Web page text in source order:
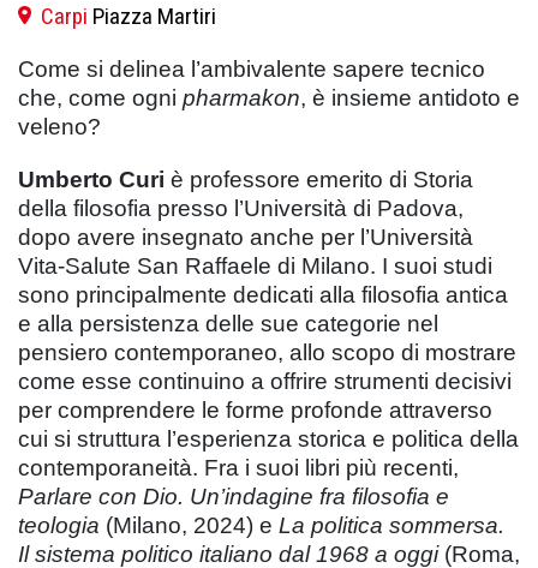
Carpi Piazza Martiri
Come si delinea l’ambivalente sapere tecnico
che, come ogni pharmakon, è insieme antidoto e
veleno?
Umberto Curi è professore emerito di Storia
della filosofia presso l’Università di Padova,
dopo avere insegnato anche per l’Università
Vita-Salute San Raffaele di Milano. I suoi studi
sono principalmente dedicati alla filosofia antica
e alla persistenza delle sue categorie nel
pensiero contemporaneo, allo scopo di mostrare
come esse continuino a offrire strumenti decisivi
per comprendere le forme profonde attraverso
cui si struttura l’esperienza storica e politica della
contemporaneità. Fra i suoi libri più recenti,
Parlare con Dio. Un’indagine fra filosofia e
teologia (Milano, 2024) e La politica sommersa.
Il sistema politico italiano dal 1968 a oggi (Roma,